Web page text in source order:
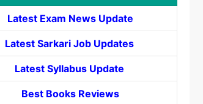
Latest Exam News Update
Latest Sarkari Job Updates
Latest Syllabus Update
Best Books Reviews